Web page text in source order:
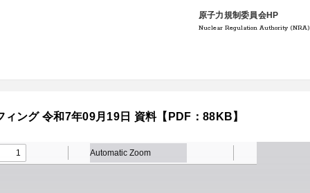
原子力規制委員会HP
Nuclear Regulation Authority (NRA)
ィング 令和7年09月19日 資料【PDF：88KB】